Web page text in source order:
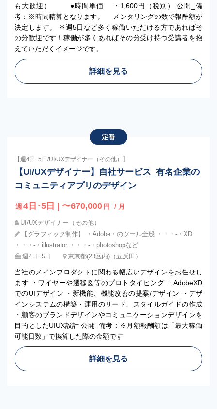
も大歓迎） ●時間単価 ・1,600円（税別） 公開_備
考：※時間精算となります。 メンタリングの数で報酬額が
決定します。 ※週5日など多く稼働いただける方であればそ
の分歓迎です！稼働が多くあればその分受け持つ受講者を抱
えていただくイメージです。
詳細を見る
定番
【週4日･5日/UI/UXデザイナー（その他）】
【UI/UXデザイナー】自社サービス_有名企業の
コミュニティアプリのデザイン
週 4日･5日 | 〜670,000 円 / 月
UI/UXデザイナー（その他）
【グラフィック制作】 ・Adobe・のツール全般 ・・・-・XD
・・・-・illustrator ・・・-・photoshopなど
週4日･5日
東京都(23区内)（五反田）
当社のメインプロダクトに関わる幅広いデザインをお任せし
ます ・ワイヤーや遷移図等のプロトタイピング ・AdobeXD
でのUIデザイン ・新機能、機能改善の提案/デザイン ・デザ
インシステムの構築・運用のリード、スタイルガイドの作成
・顧客のブランドデザインやコミュニケーションデザインを
目的としたUIUX設計 公開_備考：※月額報酬額は「最大稼働
可能日数」で換算した際の金額です
詳細を見る